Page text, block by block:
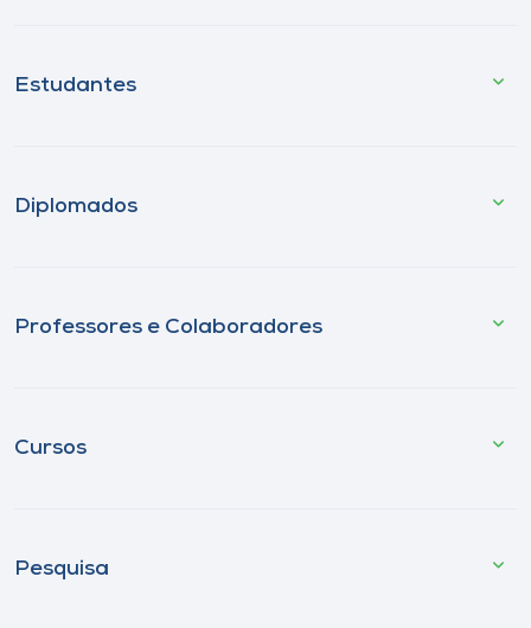
Estudantes
Diplomados
Professores e Colaboradores
Cursos
Pesquisa